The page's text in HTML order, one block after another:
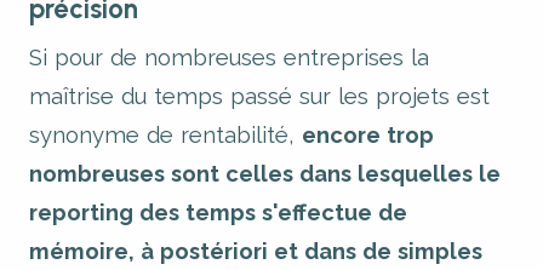
précision
Si pour de nombreuses entreprises la
maîtrise du temps passé sur les projets est
synonyme de rentabilité, encore trop
nombreuses sont celles dans lesquelles le
reporting des temps s'effectue de
mémoire, à postériori et dans de simples